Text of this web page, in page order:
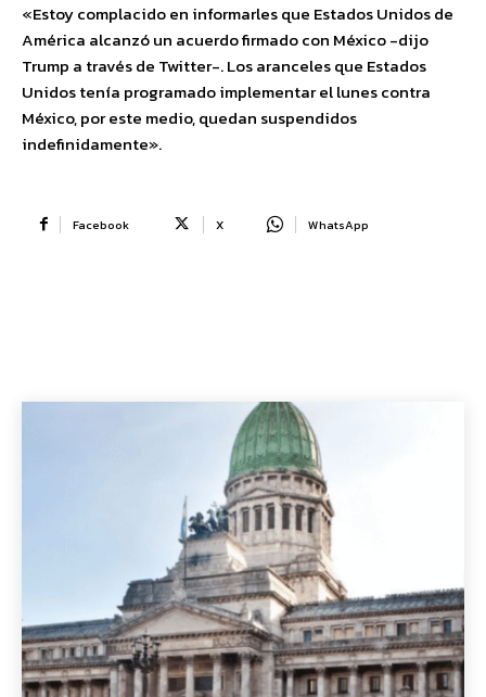
«Estoy complacido en informarles que Estados Unidos de
América alcanzó un acuerdo firmado con México -dijo
Trump a través de Twitter-. Los aranceles que Estados
Unidos tenía programado implementar el lunes contra
México, por este medio, quedan suspendidos
indefinidamente».
Facebook X WhatsApp